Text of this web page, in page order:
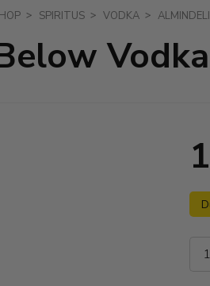
SPIRITUS VODKA